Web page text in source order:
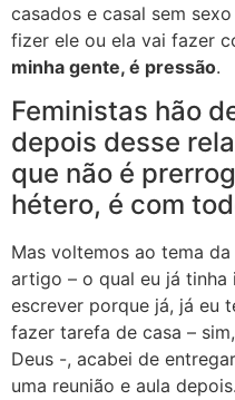
casados e casal sem
fizer ele ou ela vai fazer
minha gente, é pressão.
Feministas hão
depois desse
que não é
hétero, é com
Mas voltemos ao tema
artigo – o qual eu já tinha
escrever porque já, já eu
fazer tarefa de casa –
Deus -, acabei de
uma reunião e aula